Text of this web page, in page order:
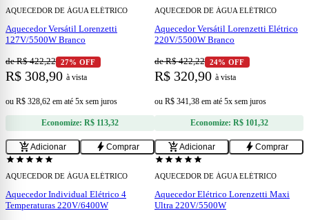
AQUECEDOR DE ÁGUA ELÉTRICO
Aquecedor Versátil Lorenzetti
127V/5500W Branco
de R$ 422,22 27% OFF
R$ 308,90 à vista
ou R$ 328,62 em até 5x sem juros
Economize: R$ 113,32
add_shopping_cartAdicionar bolt Comprar
AQUECEDOR DE ÁGUA ELÉTRICO
Aquecedor Versátil Lorenzetti Elétrico
220V/5500W Branco
de R$ 422,22 24% OFF
R$ 320,90 à vista
ou R$ 341,38 em até 5x sem juros
Economize: R$ 101,32
add_shopping_cartAdicionar bolt Comprar
starstarstarstarstar
AQUECEDOR DE ÁGUA ELÉTRICO
Aquecedor Individual Elétrico 4
Temperaturas 220V/6400W
starstarstarstarstar
AQUECEDOR DE ÁGUA ELÉTRICO
Aquecedor Elétrico Lorenzetti Maxi
Ultra 220V/5500W